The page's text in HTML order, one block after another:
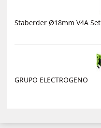
Staberder Ø18mm V4A Set
GRUPO ELECTROGENO